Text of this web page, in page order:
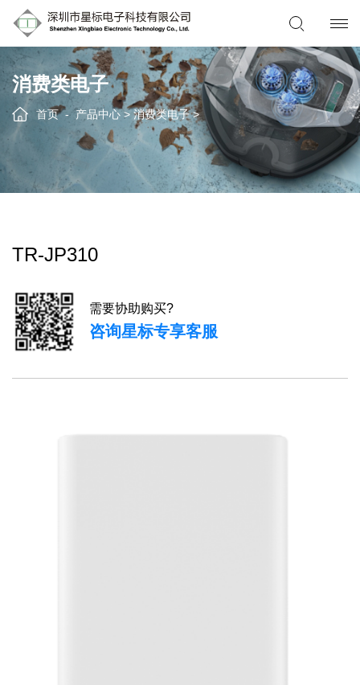
消费类电子
首页 产品中心 > 消费类电子>
TR-JP310
需要协助购买?
咨询星标专享客服